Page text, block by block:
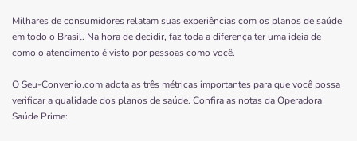
Milhares de consumidores relatam suas experiências com os planos de saúde
em todo o Brasil. Na hora de decidir, faz toda a diferença ter uma ideia de
como o atendimento é visto por pessoas como você.
O Seu-Convenio.com adota as três métricas importantes para que você possa
verificar a qualidade dos planos de saúde. Confira as notas da Operadora
Saúde Prime: